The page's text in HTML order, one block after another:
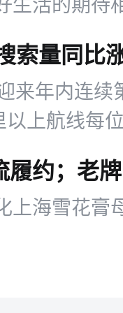
索量同比
来年内连续
上航线每
调当日
上海雪花膏